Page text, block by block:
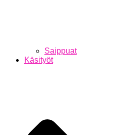
Saippuat
Käsityöt